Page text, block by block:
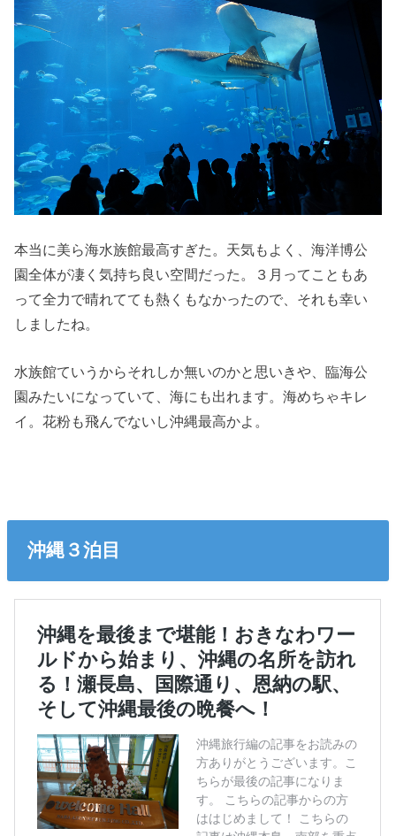
本当に美ら海水族館最高すぎた。天気もよく、海洋博公
園全体が凄く気持ち良い空間だった。３月ってこともあ
って全力で晴れてても熱くもなかったので、それも幸い
しましたね。
水族館ていうからそれしか無いのかと思いきや、臨海公
園みたいになっていて、海にも出れます。海めちゃキレ
イ。花粉も飛んでないし沖縄最高かよ。
沖縄３泊目